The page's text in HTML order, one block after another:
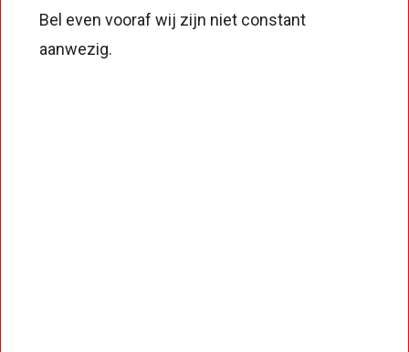
Bel even vooraf wij zijn niet constant
aanwezig.